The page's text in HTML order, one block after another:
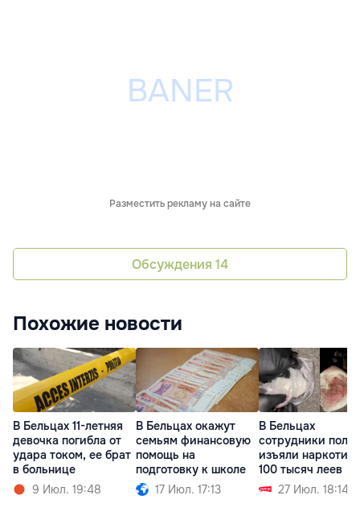
Разместить рекламу на сайте
Обсуждения 14
Похожие новости
В Бельцах 11-летняя
девочка погибла от
удара током, ее брат
в больнице
9 Июл. 19:48
В Бельцах окажут
семьям финансовую
помощь на
подготовку к школе
17 Июл. 17:13
В Бельцах
сотрудники
изъяли
100 тысяч леев
27 Июл. 18:14